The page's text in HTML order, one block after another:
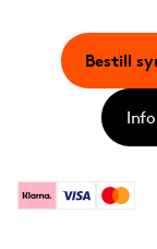
KlarnaVisa
Bestill